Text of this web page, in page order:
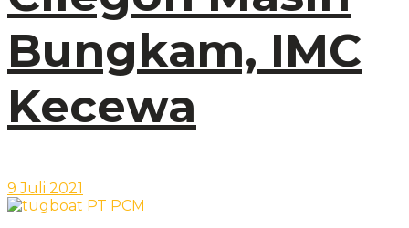
Bungkam, IMC
Kecewa
9 Juli 2021